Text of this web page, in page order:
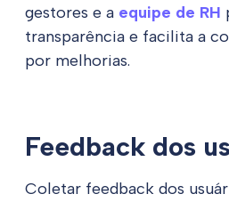
gestores e a equipe de RH
transparência e facilita a
por melhorias.
Feedback dos
Coletar feedback dos